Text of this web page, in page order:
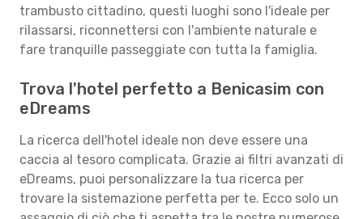
trambusto cittadino, questi luoghi sono l'ideale per
rilassarsi, riconnettersi con l'ambiente naturale e
fare tranquille passeggiate con tutta la famiglia.
Trova l'hotel perfetto a Benicasim con
eDreams
La ricerca dell'hotel ideale non deve essere una
caccia al tesoro complicata. Grazie ai filtri avanzati di
eDreams, puoi personalizzare la tua ricerca per
trovare la sistemazione perfetta per te. Ecco solo un